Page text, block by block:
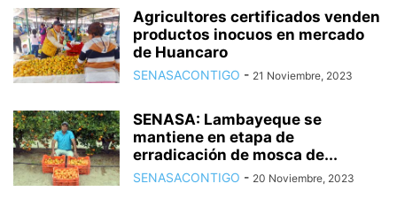
Agricultores certificados venden
productos inocuos en mercado
de Huancaro
SENASACONTIGO - 21 Noviembre, 2023
SENASA: Lambayeque se
mantiene en etapa de
erradicación de mosca de...
SENASACONTIGO - 20 Noviembre, 2023